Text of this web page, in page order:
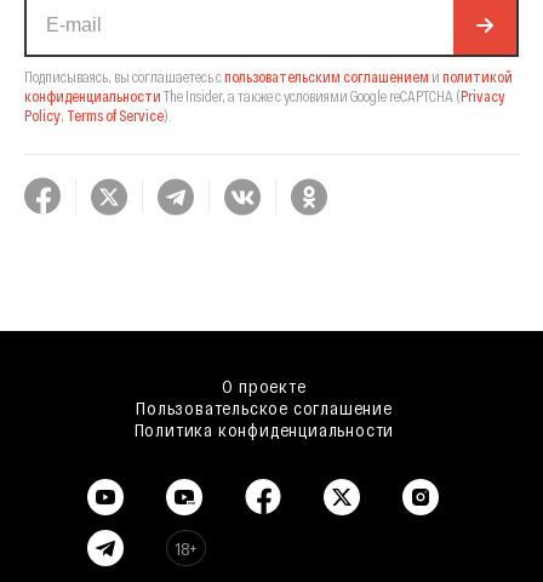
Подписываясь, вы соглашаетесь спользовательским соглашением и политикой
конфиденциальности The Insider, а также с условиями Google reCAPTCHA (Privacy
Policy Terms of Service).
О проекте
Пользовательское соглашение
Политика конфиденциальности
18+